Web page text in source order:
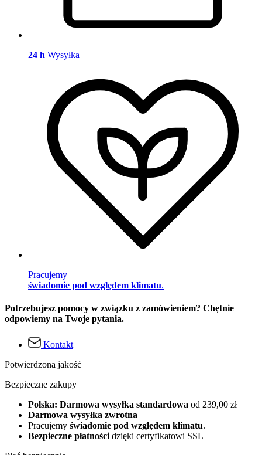
24 h Wysyłka
Pracujemy
świadomie pod względem klimatu.
Potrzebujesz pomocy w związku z zamówieniem? Chętnie
odpowiemy na Twoje pytania.
Kontakt
Potwierdzona jakość
Bezpieczne zakupy
Polska: Darmowa wysyłka standardowa od 239,00 zł
Darmowa wysyłka zwrotna
Pracujemy świadomie pod względem klimatu.
Bezpieczne płatności dzięki certyfikatowi SSL